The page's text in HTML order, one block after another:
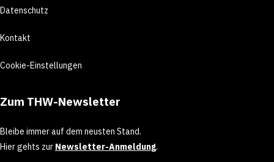
Datenschutz
Kontakt
Cookie-Einstellungen
Zum THW-Newsletter
Bleibe immer auf dem neusten Stand.
Hier gehts zur Newsletter-Anmeldung.